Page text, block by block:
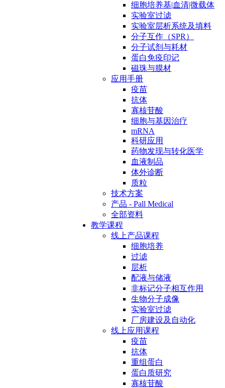
细胞培养基|血清|微载体
实验室过滤
实验室层析系统及填料
分子互作（SPR）
分子试剂与耗材
蛋白免疫印记
磁珠与膜材
应用手册
疫苗
抗体
寡核苷酸
细胞与基因治疗
mRNA
科研应用
药物发现与转化医学
血液制品
体外诊断
质粒
技术方案
产品 - Pall Medical
全部资料
教学课程
线上产品课程
细胞培养
过滤
层析
配液与储液
非标记分子相互作用
生物分子成像
实验室过滤
厂房建设及自动化
线上应用课程
疫苗
抗体
重组蛋白
蛋白质研究
寡核苷酸